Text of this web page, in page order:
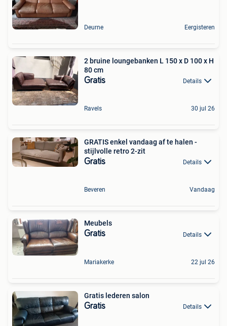
Deurne Eergisteren
2 bruine loungebanken L 150 x D 100 x H
80 cm
Gratis Details
Ravels 30 jul 26
GRATIS enkel vandaag af te halen -
stijlvolle retro 2-zit
Gratis Details
Beveren Vandaag
Meubels
Gratis Details
Mariakerke 22 jul 26
Gratis lederen salon
Gratis Details